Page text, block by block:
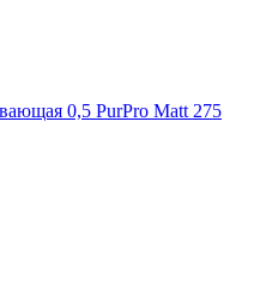
0,5 PurPro Matt 275